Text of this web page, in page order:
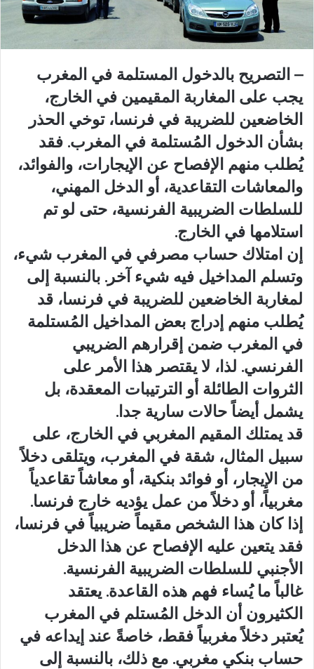
– التصريح بالدخول المستلمة في المغرب
يجب على المغاربة المقيمين في الخارج،
الخاضعين للضريبة في فرنسا، توخي الحذر
بشأن الدخول المُستلمة في المغرب. فقد
يُطلب منهم الإفصاح عن الإيجارات، والفوائد،
والمعاشات التقاعدية، أو الدخل المهني،
للسلطات الضريبية الفرنسية، حتى لو تم
استلامها في الخارج.
إن امتلاك حساب مصرفي في المغرب شيء،
وتسلم المداخيل فيه شيء آخر. بالنسبة إلى
لمغاربة الخاضعين للضريبة في فرنسا، قد
يُطلب منهم إدراج بعض المداخيل المُستلمة
في المغرب ضمن إقرارهم الضريبي
الفرنسي. لذا، لا يقتصر هذا الأمر على
الثروات الطائلة أو الترتيبات المعقدة، بل
يشمل أيضاً حالات سارية جدا.
قد يمتلك المقيم المغربي في الخارج، على
سبيل المثال، شقة في المغرب، ويتلقى دخلاً
من الإيجار، أو فوائد بنكية، أو معاشاً تقاعدياً
مغربياً، أو دخلاً من عمل يؤديه خارج فرنسا.
إذا كان هذا الشخص مقيماً ضريبياً في فرنسا،
فقد يتعين عليه الإفصاح عن هذا الدخل
الأجنبي للسلطات الضريبية الفرنسية.
غالباً ما يُساء فهم هذه القاعدة. يعتقد
الكثيرون أن الدخل المُستلم في المغرب
يُعتبر دخلاً مغربياً فقط، خاصةً عند إيداعه في
حساب بنكي مغربي. مع ذلك، بالنسبة إلى